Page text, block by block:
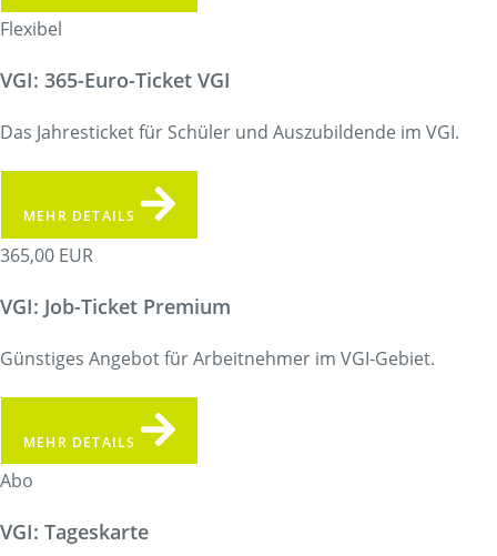
Flexibel
VGI: 365-Euro-Ticket VGI
Das Jahresticket für Schüler und Auszubildende im VGI.
MEHR DETAILS
365,00 EUR
VGI: Job-Ticket Premium
Günstiges Angebot für Arbeitnehmer im VGI-Gebiet.
MEHR DETAILS
Abo
VGI: Tageskarte